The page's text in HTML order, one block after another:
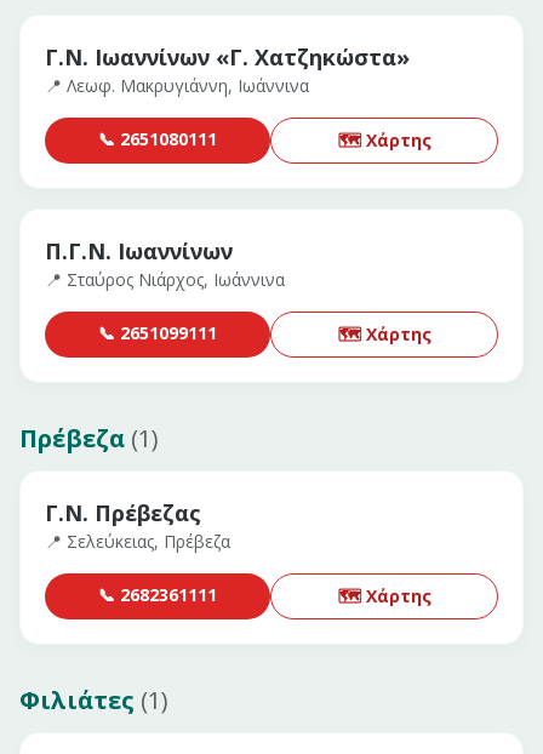
Γ.Ν. Ιωαννίνων «Γ. Χατζηκώστα»
📍 Λεωφ. Μακρυγιάννη, Ιωάννινα
📞 2651080111 🗺 Χάρτης
Π.Γ.Ν. Ιωαννίνων
📍 Σταύρος Νιάρχος, Ιωάννινα
📞 2651099111 🗺 Χάρτης
Πρέβεζα (1)
Γ.Ν. Πρέβεζας
📍 Σελεύκειας, Πρέβεζα
📞 2682361111 🗺 Χάρτης
Φιλιάτες (1)